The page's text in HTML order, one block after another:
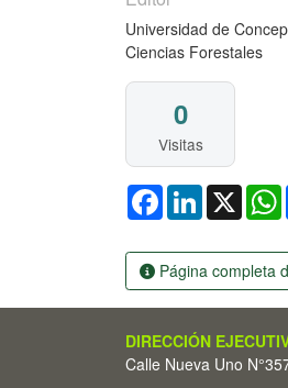
Universidad de
Ciencias Forestales
0
Visitas
FacebookLinkedIn
X
Página completa
DIRECCIÓN
Calle Nueva Uno